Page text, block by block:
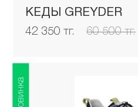
КЕДЫ GREYDER
42 350 тг. 60 500 тг.
Новинка